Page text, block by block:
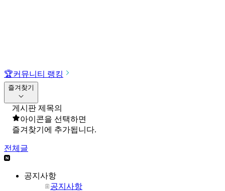
🏆커뮤니티 랭킹
즐겨찾기
게시판 제목의
아이콘을 선택하면
즐겨찾기에 추가됩니다.
전체글
공지사항
공지사항